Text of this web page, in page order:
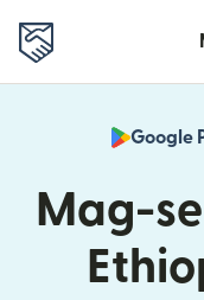
Google
Mag-